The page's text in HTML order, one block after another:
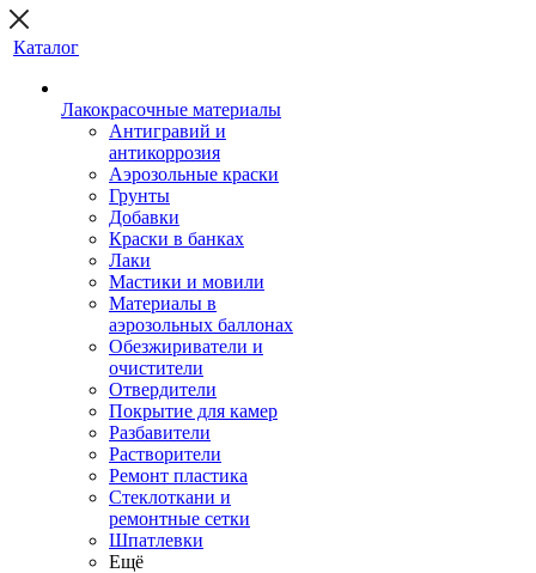
Каталог
Лакокрасочные материалы
Антигравий и
антикоррозия
Аэрозольные краски
Грунты
Добавки
Краски в банках
Лаки
Мастики и мовили
Материалы в
аэрозольных баллонах
Обезжириватели и
очистители
Отвердители
Покрытие для камер
Разбавители
Растворители
Ремонт пластика
Стеклоткани и
ремонтные сетки
Шпатлевки
Ещё